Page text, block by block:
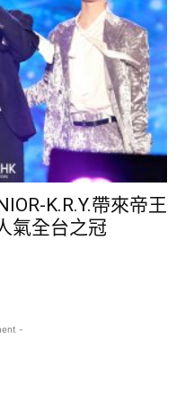
K.R.Y.帶來帝王
氣全台之冠
-